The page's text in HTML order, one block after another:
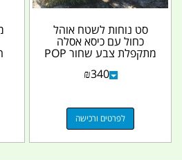
סט נוחות לשטח אוהל
כחול עם כיסא אסלה
מתקפלת צבע שחור POP
₪340
לפרטים ורכישה